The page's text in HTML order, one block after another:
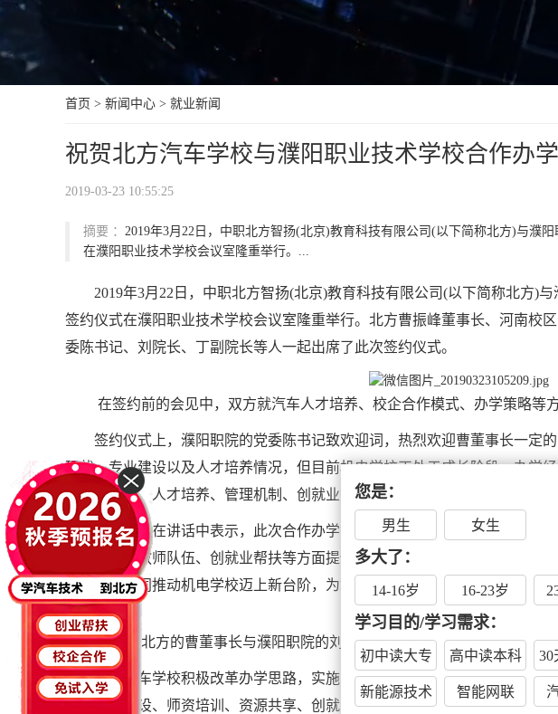
首页 > 新闻中心 > 就业新闻
祝贺北方汽车学校与濮阳职业技术学校合作办
2019-03-23 10:55:25
摘要 ： 2019年3月22日，中职北方智扬(北京)教育科技有限公司(以下简称北方)与濮
在濮阳职业技术学校会议室隆重举行。...
2019年3月22日，中职北方智扬(北京)教育科技有限公司(以下简称北方)
签约仪式在濮阳职业技术学校会议室隆重举行。北方曹振峰董事长、河南校
委陈书记、刘院长、丁副院长等人一起出席了此次签约仪式。
在签约前的会见中，双方就汽车人才培养、校企合作模式、办学策略等
签约仪式上，濮阳职院的党委陈书记致欢迎词，热烈欢迎曹董事长一定
现状、专业建设以及人才培养情况，但目前机电学校正处于成长阶段，办学
资队伍建设、人才培养、管理机制、创就业等方面给予大力支持。
曹董事长在讲话中表示，此次合作办学签约仪式的举行，是双方求共赢
实训设备、教师队伍、创就业帮扶等方面提供帮扶，但机电学校的发展离不
强合作，共同推动机电学校迈上新台阶，为培养德才兼备的高素质全能型汽
随后，北方的曹董事长与濮阳职院的刘院长签署了合作办学协议。
北方汽车学校积极改革办学思路，实施的校校合作模式，标志着北方在
生、专业建设、师资培训、资源共享、创就业等方面互融互通，实现双赢。
您是：
男生 女生
多大了：
14-16岁 16-23岁
学习目的/学习需求：
初中读大专 高中读本科 30
新能源技术 智能网联